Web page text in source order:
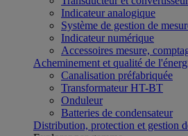
Indicateur analogique
Système de gestion de
Indicateur numérique
Accessoires mesure,
Acheminement et qualité de
Canalisation préfabriquée
Transformateur HT-BT
Onduleur
Batteries de condensateur
Distribution, protection et gestion